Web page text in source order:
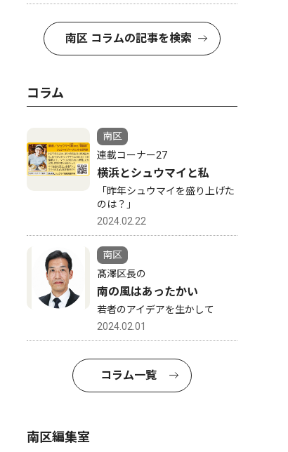
南区 コラムの記事を検索
コラム
南区
連載コーナー27
横浜とシュウマイと私
「昨年シュウマイを盛り上げた
のは？」
2024.02.22
南区
髙澤区長の
南の風はあったかい
若者のアイデアを生かして
2024.02.01
コラム一覧
南区編集室